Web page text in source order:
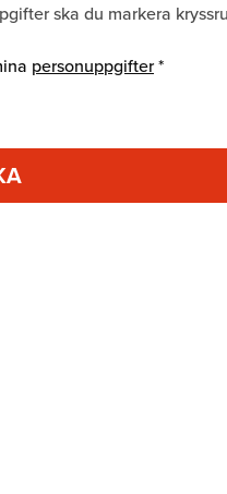
ska du markera
personuppgifter*